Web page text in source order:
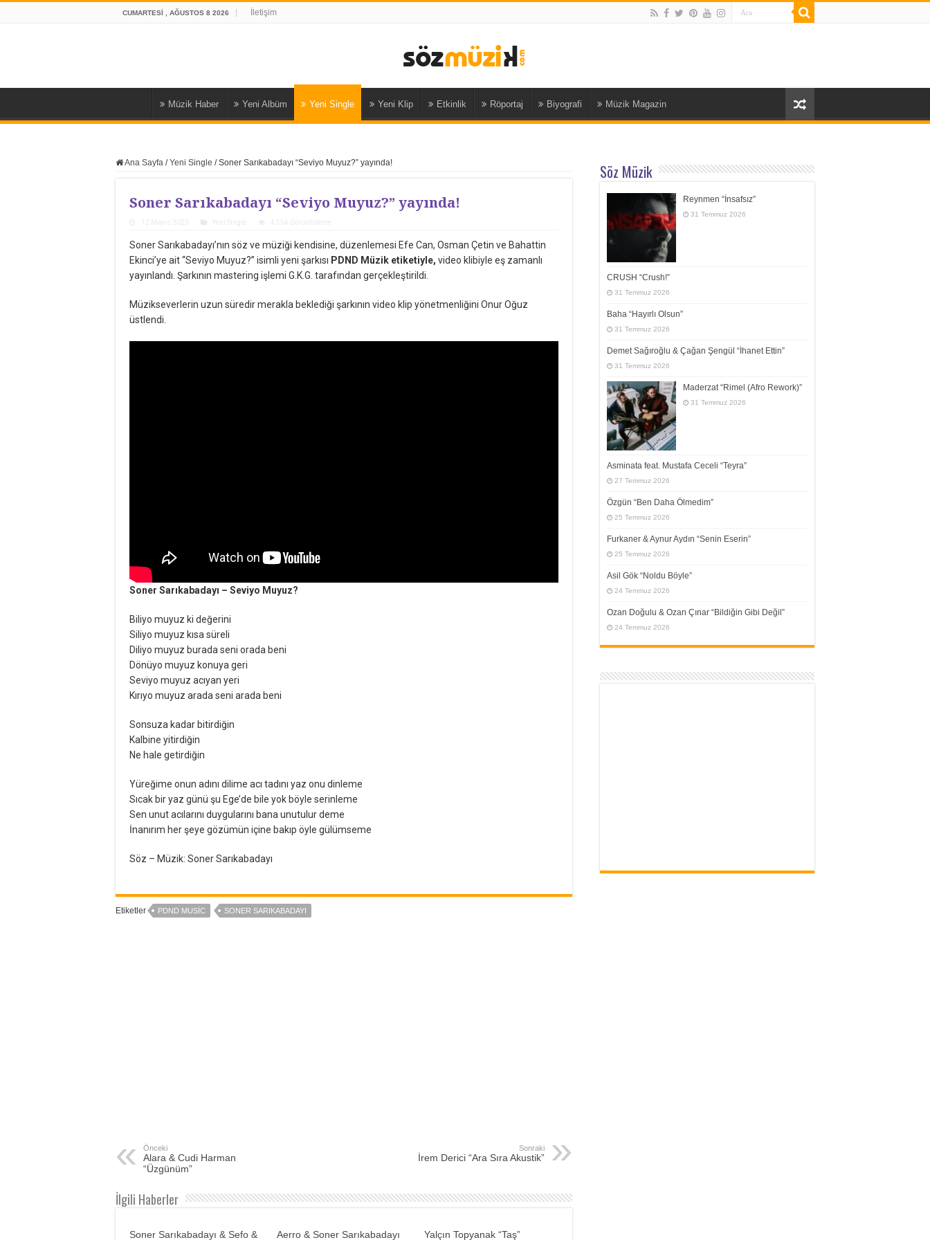
CUMARTESI , AĞUSTOS 8 2026 İletişim
Müzik Haber Yeni Albüm Yeni Single Yeni Klip Etkinlik Röportaj Biyografi Müzik Magazin
Ana Sayfa / Yeni Single / Soner Sarıkabadayı “Seviyo Muyuz?” yayında!
Soner Sarıkabadayı “Seviyo Muyuz?” yayında!
Soner Sarıkabadayı’nın söz ve müziği kendisine, düzenlemesi Efe Can, Osman Çetin ve Bahattin
Ekinci’ye ait “Seviyo Muyuz?” isimli yeni şarkısı PDND Müzik etiketiyle, video klibiyle eş zamanlı
yayınlandı. Şarkının mastering işlemi G.K.G. tarafından gerçekleştirildi.
Müzikseverlerin uzun süredir merakla beklediği şarkının video klip yönetmenliğini Onur Oğuz
üstlendi.
Soner Sarıkabadayı – Seviyo Muyuz?
Biliyo muyuz ki değerini
Siliyo muyuz kısa süreli
Diliyo muyuz burada seni orada beni
Dönüyo muyuz konuya geri
Seviyo muyuz acıyan yeri
Kırıyo muyuz arada seni arada beni
Sonsuza kadar bitirdiğin
Kalbine yitirdiğin
Ne hale getirdiğin
Yüreğime onun adını dilime acı tadını yaz onu dinleme
Sıcak bir yaz günü şu Ege’de bile yok böyle serinleme
Sen unut acılarını duygularını bana unutulur deme
İnanırım her şeye gözümün içine bakıp öyle gülümseme
Söz – Müzik: Soner Sarıkabadayı
Etiketler PDND MUSIC SONER SARIKABADAYI
Önceki
Alara & Cudi Harman
“Üzgünüm”
Sonraki
İrem Derici “Ara Sıra Akustik”
İlgili Haberler
Soner Sarıkabadayı & Sefo &
Aerro & Soner Sarıkabadayı
Yalçın Topyanak “Taş”
Söz Müzik
Reynmen “İnsafsız”
31 Temmuz 2026
CRUSH “Crush!”
31 Temmuz 2026
Baha “Hayırlı Olsun”
31 Temmuz 2026
Demet Sağıroğlu & Çağan Şengül “İhanet Ettin”
31 Temmuz 2026
Maderzat “Rimel (Afro Rework)”
31 Temmuz 2026
Asminata feat. Mustafa Ceceli “Teyra”
27 Temmuz 2026
Özgün “Ben Daha Ölmedim”
25 Temmuz 2026
Furkaner & Aynur Aydın “Senin Eserin”
25 Temmuz 2026
Asil Gök “Noldu Böyle”
24 Temmuz 2026
Ozan Doğulu & Ozan Çınar “Bildiğin Gibi Değil”
24 Temmuz 2026